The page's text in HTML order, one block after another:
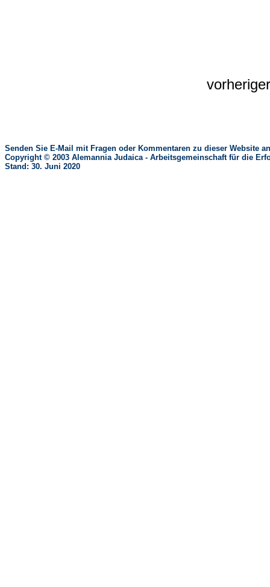
Senden Sie E-Mail mit Fragen oder Kommentaren zu dieser Website
Copyright © 2003 Alemannia Judaica - Arbeitsgemeinschaft für die
Stand: 30. Juni 2020